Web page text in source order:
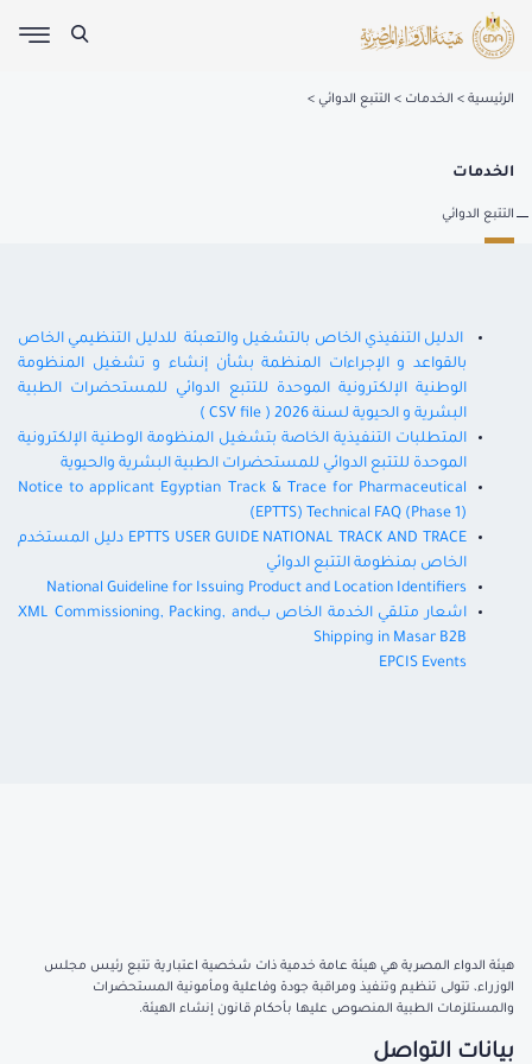
الرئيسية الخدمات التتبع الدوائي
الخدمات
التتبع الدوائي
الدليل التنفيذي الخاص بالتشغيل والتعبئة للدليل التنظيمي الخاص
بالقواعد و الإجراءات المنظمة بشأن إنشاء و تشغيل المنظومة
الوطنية الإلكترونية الموحدة للتتبع الدوائي للمستحضرات الطبية
البشرية و الحيوية لسنة 2026 ( CSV file )
المتطلبات التنفيذية الخاصة بتشغيل المنظومة الوطنية الإلكترونية
الموحدة للتتبع الدوائي للمستحضرات الطبية البشرية والحيوية
Notice to applicant Egyptian Track & Trace for Pharmaceutical
(EPTTS) Technical FAQ (Phase 1)
EPTTS USER GUIDE NATIONAL TRACK AND TRACE دليل المستخدم
الخاص بمنظومة التتبع الدوائي
National Guideline for Issuing Product and Location Identifiers
اشعار متلقي الخدمة الخاص بXML Commissioning, Packing, and
Shipping in Masar B2B
EPCIS Events
هيئة الدواء المصرية هي هيئة عامة خدمية ذات شخصية اعتبارية تتبع رئيس مجلس
الوزراء، تتولى تنظيم وتنفيذ ومراقبة جودة وفاعلية ومأمونية المستحضرات
والمستلزمات الطبية المنصوص عليها بأحكام قانون إنشاء الهيئة.
بيانات التواصل